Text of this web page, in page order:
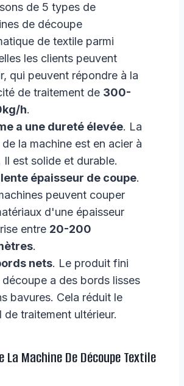
de 5 types de
de découpe
de textile parmi
les clients peuvent
qui peuvent répondre à la
de traitement de 300-
h.
a une dureté élevée. La
la machine est en acier à
Il est solide et durable.
épaisseur de coupe.
peuvent couper
d'une épaisseur
entre 20-200
.
nets. Le produit fini
découpe a des bords lisses
bavures. Cela réduit le
de traitement ultérieur.
La Machine De Découpe Textile